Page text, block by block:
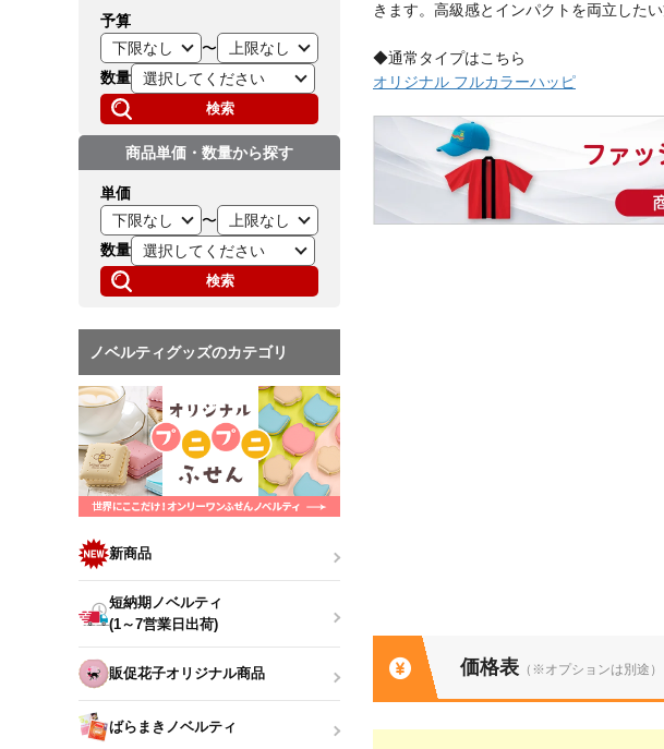
きます。高級感とインパクトを両立したい
◆通常タイプはこちら
オリジナル フルカラーハッピ
価格表 （※オプションは別途）
予算
〜
数量
検索
商品単価・数量から探す
単価
〜
数量
検索
ノベルティグッズのカテゴリ
新商品
短納期ノベルティ
(1～7営業日出荷)
販促花子オリジナル商品
ばらまきノベルティ